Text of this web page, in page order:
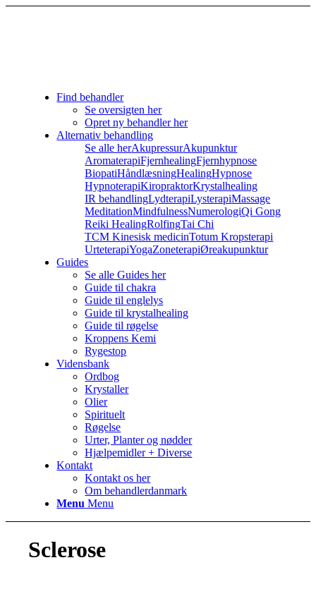
Find behandler
Se oversigten her
Opret ny behandler her
Alternativ behandling
Se alle herAkupressurAkupunktur
AromaterapiFjernhealingFjernhypnose
BiopatiHåndlæsningHealingHypnose
HypnoterapiKiropraktorKrystalhealing
IR behandlingLydterapiLysterapiMassage
MeditationMindfulnessNumerologiQi Gong
Reiki HealingRolfingTai Chi
TCM Kinesisk medicinTotum Kropsterapi
UrteterapiYogaZoneterapiØreakupunktur
Guides
Se alle Guides her
Guide til chakra
Guide til englelys
Guide til krystalhealing
Guide til røgelse
Kroppens Kemi
Rygestop
Vidensbank
Ordbog
Krystaller
Olier
Spirituelt
Røgelse
Urter, Planter og nødder
Hjælpemidler + Diverse
Kontakt
Kontakt os her
Om behandlerdanmark
Menu Menu
Sclerose